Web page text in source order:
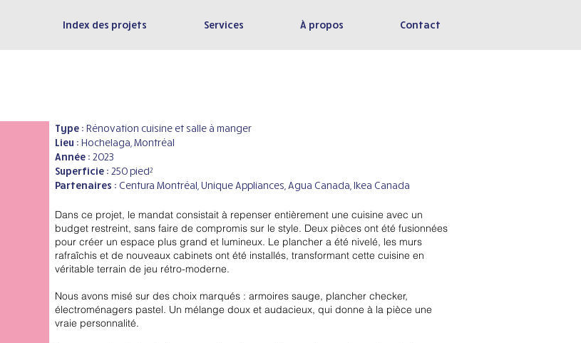
Index des projets Services À propos Contact
Type : Rénovation cuisine et salle à manger
Lieu : Hochelaga, Montréal
Année : 2023
Superficie : 250 pied²
Partenaires : Centura Montréal, Unique Appliances, Agua Canada, Ikea Canada
Dans ce projet, le mandat consistait à repenser entièrement une cuisine avec un
budget restreint, sans faire de compromis sur le style. Deux pièces ont été fusionnées
pour créer un espace plus grand et lumineux. Le plancher a été nivelé, les murs
rafraîchis et de nouveaux cabinets ont été installés, transformant cette cuisine en
véritable terrain de jeu rétro-moderne.
Nous avons misé sur des choix marqués : armoires sauge, plancher checker,
électroménagers pastel. Un mélange doux et audacieux, qui donne à la pièce une
vraie personnalité.